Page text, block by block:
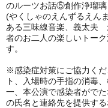
のルーツお話⑤創作浄瑠璃
(やくしゃのえんずるえん
ある三味線音楽、義太夫
者のお二人の楽しいトーク
す。
※感染症対策にご協力く
ト、入場時の手指の消毒
一、本公演で感染者がで
の氏名と連絡先を提供する